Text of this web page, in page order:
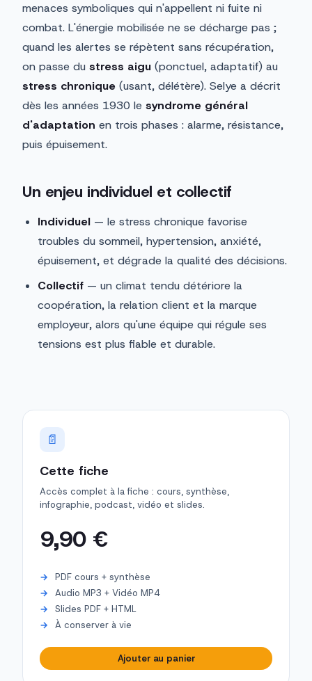
menaces symboliques qui n'appellent ni fuite ni
combat. L'énergie mobilisée ne se décharge pas ;
quand les alertes se répètent sans récupération,
on passe du stress aigu (ponctuel, adaptatif) au
stress chronique (usant, délétère). Selye a décrit
dès les années 1930 le syndrome général
d'adaptation en trois phases : alarme, résistance,
puis épuisement.
Un enjeu individuel et collectif
Individuel — le stress chronique favorise
troubles du sommeil, hypertension, anxiété,
épuisement, et dégrade la qualité des décisions.
Collectif — un climat tendu détériore la
coopération, la relation client et la marque
employeur, alors qu'une équipe qui régule ses
tensions est plus fiable et durable.
📄
Cette fiche
Accès complet à la fiche : cours, synthèse,
infographie, podcast, vidéo et slides.
9,90 €
PDF cours + synthèse
Audio MP3 + Vidéo MP4
Slides PDF + HTML
À conserver à vie
Ajouter au panier